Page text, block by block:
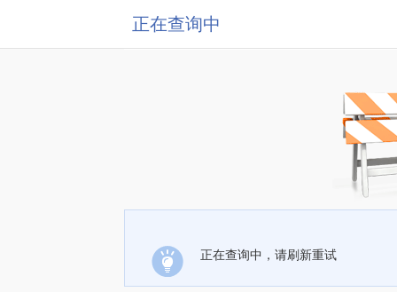
正在查询中
正在查询中，请刷新重试